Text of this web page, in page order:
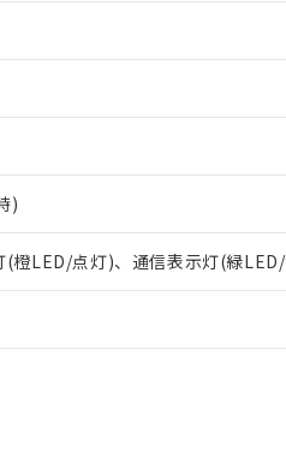
)
(橙LED/点灯)、通信表示灯(緑
同意のうえご利用ください。
10物質）の非含有に対応した製
（10物質）の非含有に非対応の
（10物質）の非含有の対応状況
有部品としていたものが、含有品
以下、 カドミウム(Cd) 100ppm以下、
中国RoHSの基準値以下であるこ
中国RoHSの基準値を超えている
部門へお問い合わせください。